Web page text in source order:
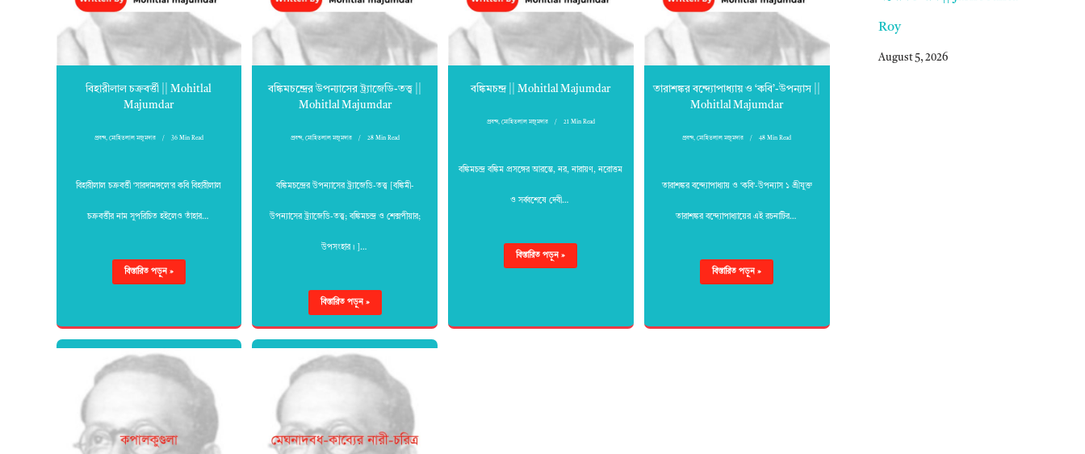
বিহারীলাল চক্রবর্ত্তী || Mohitlal
Majumdar
প্রবন্দ, মোহিতলাল মজুমদার 36 Min Read
বিহারীলাল চক্রবর্ত্তী ‘সারদামঙ্গলে’র কবি বিহারীলাল
চক্রবর্ত্তীর নাম সুপরিচিত হইলেও তাঁহার…
বিস্তারিত পড়ুন »
বঙ্কিমচন্দ্রের উপন্যাসের ট্র্যাজেডি-তত্ত্ব ||
Mohitlal Majumdar
প্রবন্দ, মোহিতলাল মজুমদার 28 Min Read
বঙ্কিমচন্দ্রের উপন্যাসের ট্র্যাজেডি-তত্ত্ব [বঙ্কিমী-
উপন্যাসের ট্র্যাজেডি-তত্ত্ব; বঙ্কিমচন্দ্র ও শেক্সপীয়ার;
উপসংহার। ]…
বিস্তারিত পড়ুন »
বঙ্কিমচন্দ্র || Mohitlal Majumdar
প্রবন্দ, মোহিতলাল মজুমদার 21 Min Read
বঙ্কিমচন্দ্র বঙ্কিম প্রসঙ্গের আরম্ভে, নর, নারায়ণ, নরোত্তম
ও সর্ব্বশেষে দেবী…
বিস্তারিত পড়ুন »
তারাশঙ্কর বন্দ্যোপাধ্যায় ও ‘কবি’-উপন্যাস ||
Mohitlal Majumdar
প্রবন্দ,মোহিতলাল মজুমদার 48 Min Read
তারাশঙ্কর বন্দ্যোপাধ্যায় ও ‘কবি’-উপন্যাস ১ শ্রীযুক্ত
তারাশঙ্কর বন্দ্যোপাধ্যায়ের এই রচনাটির…
বিস্তারিত পড়ুন »
Roy
August 5, 2026